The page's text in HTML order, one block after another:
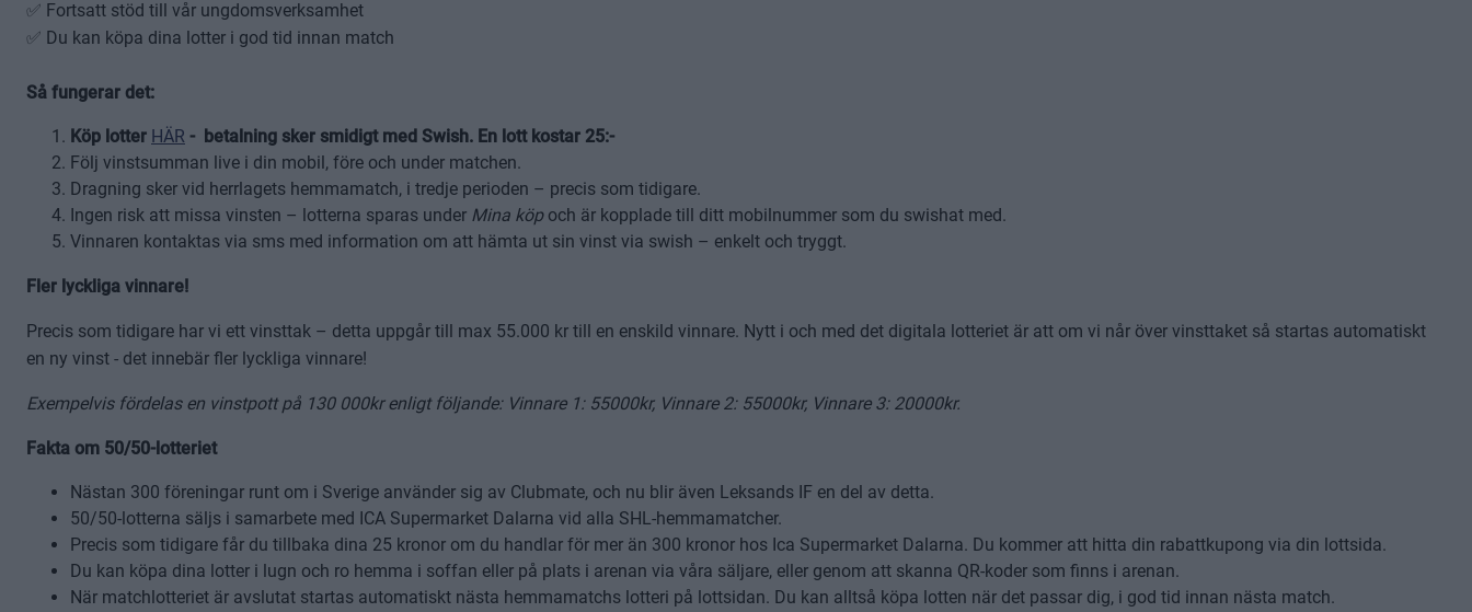
✅ Fortsatt stöd till vår ungdomsverksamhet
✅ Du kan köpa dina lotter i god tid innan match
Så fungerar det:
Köp lotter HÄR - betalning sker smidigt med Swish. En lott kostar 25:-
Följ vinstsumman live i din mobil, före och under matchen.
Dragning sker vid herrlagets hemmamatch, i tredje perioden – precis som tidigare.
Ingen risk att missa vinsten – lotterna sparas under Mina köpoch är kopplade till ditt mobilnummer som du swishat med.
Vinnaren kontaktas via sms med information om att hämta ut sin vinst via swish – enkelt och tryggt.
Fler lyckliga vinnare!
Precis som tidigare har vi ett vinsttak – detta uppgår till max 55.000 kr till en enskild vinnare. Nytt i och med det digitala lotteriet är att om vi når över vinsttaket så startas automatiskt
en ny vinst - det innebär fler lyckliga vinnare!
Exempelvis fördelas en vinstpott på 130 000kr enligt följande: Vinnare 1: 55000kr, Vinnare 2: 55000kr, Vinnare 3: 20000kr.
Fakta om 50/50-lotteriet
Nästan 300 föreningar runt om i Sverige använder sig av Clubmate, och nu blir även Leksands IF en del av detta.
50/50-lotterna säljs i samarbete med ICA Supermarket Dalarna vid alla SHL-hemmamatcher.
Precis som tidigare får du tillbaka dina 25 kronor om du handlar för mer än 300 kronor hos Ica Supermarket Dalarna. Du kommer att hitta din rabattkupong via din lottsida.
Du kan köpa dina lotter i lugn och ro hemma i soffan eller på plats i arenan via våra säljare, eller genom att skanna QR-koder som finns i arenan.
När matchlotteriet är avslutat startas automatiskt nästa hemmamatchs lotteri på lottsidan. Du kan alltså köpa lotten när det passar dig, i god tid innan nästa match.